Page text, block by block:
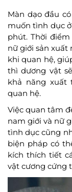
Màn dạo đầu
muốn tình dục
phút. Thời
nữ giới sản xuất
khi quan hệ,
thì dương vật
khả năng xuất
quan hệ.
Việc quan tâm
nam giới và nữ
tình dục cũng
biện pháp có
kích thích tiết
vật cương cứng